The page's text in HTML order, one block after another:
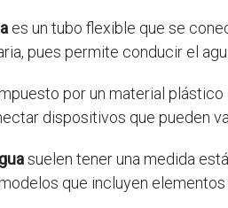
es un tubo flexible que se
pues permite conducir el
por un material plástico
dispositivos que pueden
suelen tener una medida
que incluyen